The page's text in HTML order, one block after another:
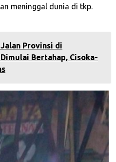
meninggal dunia di tkp.
Provinsi di
Bertahap, Cisoka-